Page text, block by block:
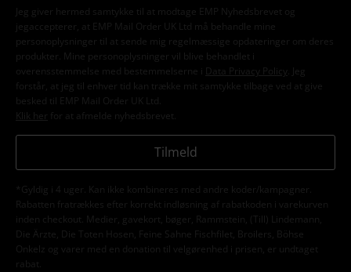
Jeg giver hermed samtykke til at modtage EMP Nyhedsbrevet og
jegaccepterer, at EMP Mail Order UK Ltd må behandle mine
personoplysninger til at sende mig regelmæssige opdateringer om deres
produkter. Mine personoplysninger vil blive behandlet i
overensstemmelse med bestemmelserne i
Data Privacy Policy
. Jeg
forstår, at jeg til enhver tid kan trække mit samtykke tilbage ved at give
besked til EMP Mail Order UK Ltd.
Klik her
for at afmelde nyhedsbrevet.
Tilmeld
*Gyldig i 4 uger. Kan ikke kombineres med andre koder/kampagner.
Rabatten fratrækkes efter korrekt indløsning af rabatkoden i varekurven
inden checkout. Medier, gavekort, bøger, Rammstein, (Till) Lindemann,
Die Ärzte, Die Toten Hosen, Feine Sahne Fischfilet, Broilers, Böhse
Onkelz og varer med en donation til velgørenhed i prisen, er undtaget
rabat.